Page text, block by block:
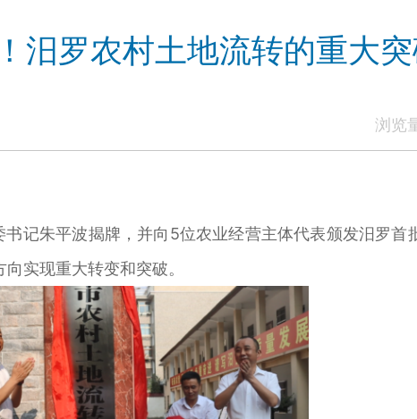
汨罗农村土地流转的重大
浏览
记朱平波揭牌，并向5位农业经营主体代表颁发汨罗首
实现重大转变和突破。